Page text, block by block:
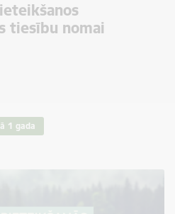
tiesību nomai
1 gada